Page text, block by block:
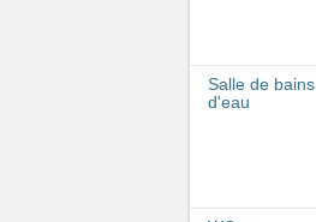
Salle de bains
d'eau